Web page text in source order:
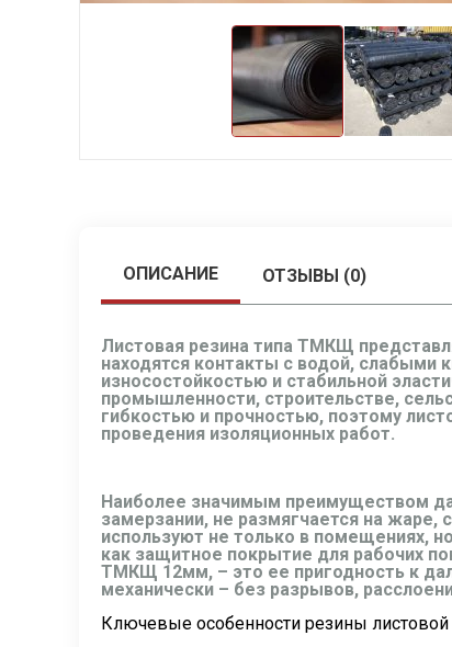
ОПИСАНИЕ ОТЗЫВЫ (0)
Листовая резина типа ТМКЩ
находятся контакты с водой, слабыми
износостойкостью и стабильной
промышленности, строительстве,
гибкостью и прочностью, поэтому
проведения изоляционных работ.
Наиболее значимым преимуществом
замерзании, не размягчается на жаре,
используют не только в помещениях,
как защитное покрытие для рабочих
ТМКЩ 12мм, – это ее пригодность к
механически – без разрывов,
Ключевые особенности резины